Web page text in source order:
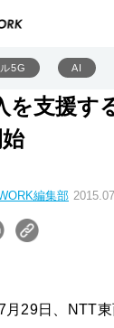
5G AI
を支援す
編集部
月29日、NTT